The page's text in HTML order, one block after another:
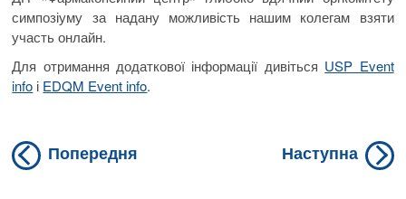
симпозіуму за надану можливість нашим колегам взяти
участь онлайн.
Для отримання додаткової інформації дивіться USP Event
info і EDQM Event info.
Навігація
Попередня Наступна